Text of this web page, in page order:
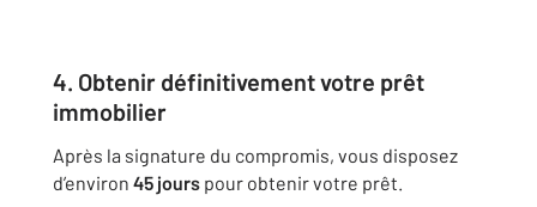
4. Obtenir définitivement votre prêt
immobilier
Après la signature du compromis, vous disposez
d’environ 45 jours pour obtenir votre prêt.